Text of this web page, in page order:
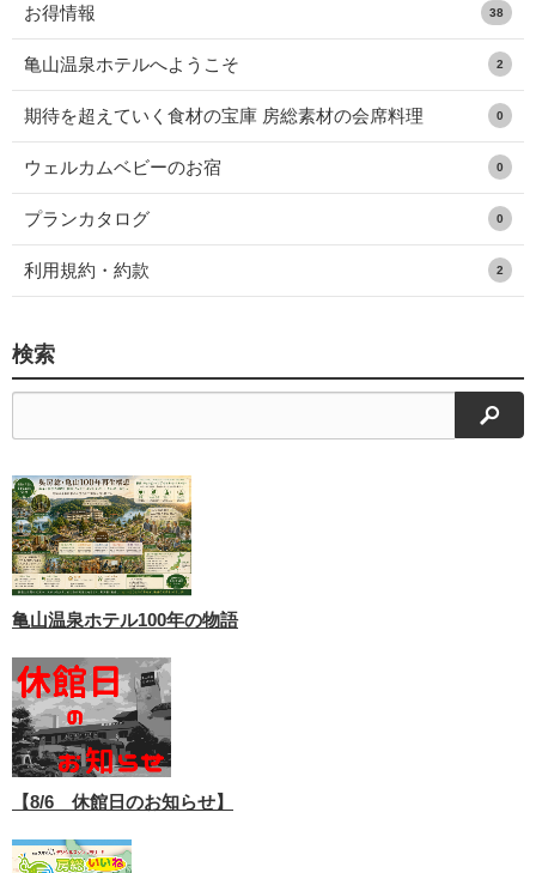
お得情報 38
亀山温泉ホテルへようこそ 2
期待を超えていく食材の宝庫 房総素材の会席料理 0
ウェルカムベビーのお宿 0
プランカタログ 0
利用規約・約款 2
検索
検索
亀山温泉ホテル100年の物語
【8/6 休館日のお知らせ】